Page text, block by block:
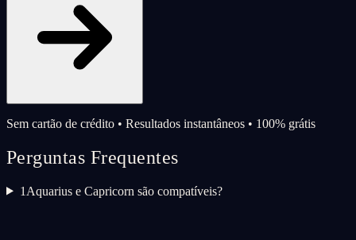
Sem cartão de crédito • Resultados instantâneos • 100% grátis
Perguntas Frequentes
1 Aquarius e Capricorn são compatíveis?